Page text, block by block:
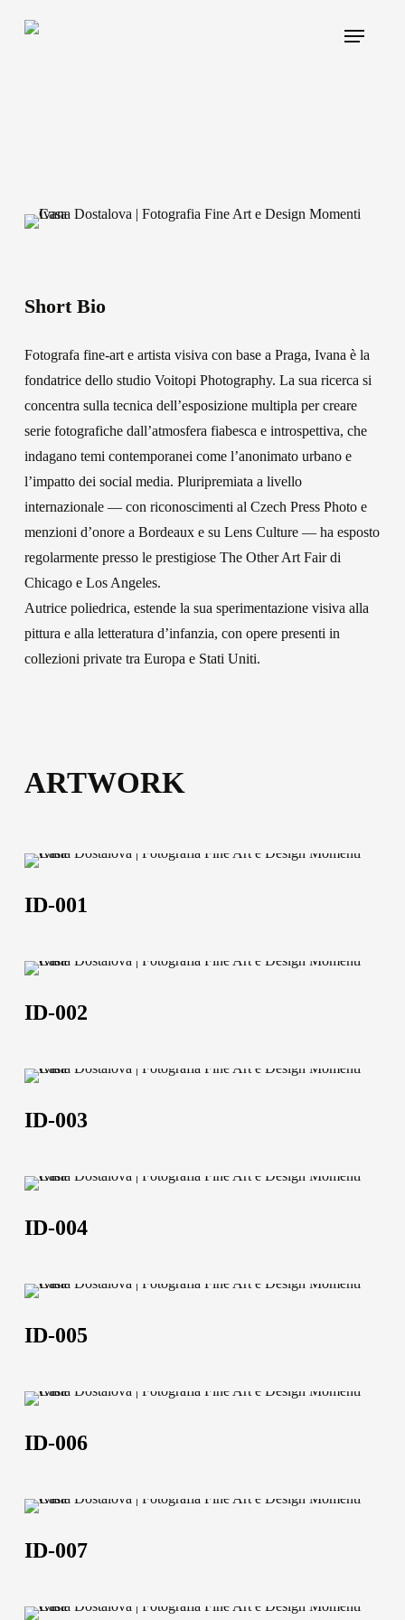
Menu
Short Bio
Fotografa fine-art e artista visiva con base a Praga, Ivana è la
fondatrice dello studio Voitopi Photography. La sua ricerca si
concentra sulla tecnica dell’esposizione multipla per creare
serie fotografiche dall’atmosfera fiabesca e introspettiva, che
indagano temi contemporanei come l’anonimato urbano e
l’impatto dei social media. Pluripremiata a livello
internazionale — con riconoscimenti al Czech Press Photo e
menzioni d’onore a Bordeaux e su Lens Culture — ha esposto
regolarmente presso le prestigiose The Other Art Fair di
Chicago e Los Angeles.
Autrice poliedrica, estende la sua sperimentazione visiva alla
pittura e alla letteratura d’infanzia, con opere presenti in
collezioni private tra Europa e Stati Uniti.
ARTWORK
ID-
ID-001
ID-
ID-002
ID-
ID-003
ID-
ID-004
ID-
ID-005
ID-
ID-006
ID-
ID-007